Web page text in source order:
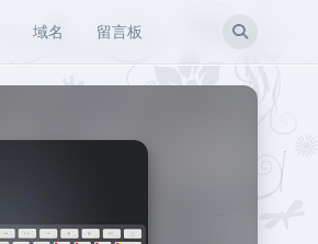
域名 留言板